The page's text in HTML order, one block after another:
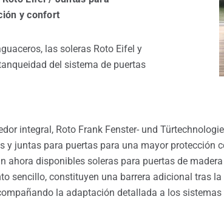
y confort
las soleras Roto Eifel y
del sistema de puertas
integral, Roto Frank Fenster- und
y juntas para puertas para una mayor protección
ahora disponibles soleras para puertas de
sencillo, constituyen una barrera adicional tras
la adaptación detallada a los